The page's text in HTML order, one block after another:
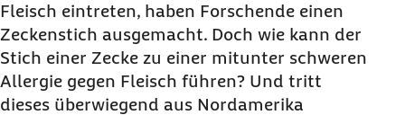
Fleisch eintreten, haben Forschende einen
Zeckenstich ausgemacht. Doch wie kann der
Stich einer Zecke zu einer mitunter schweren
Allergie gegen Fleisch führen? Und tritt
dieses überwiegend aus Nordamerika